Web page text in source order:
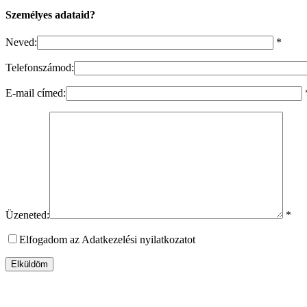
Személyes adataid?
Neved: *
Telefonszámod:
E-mail címed:
Üzeneted: *
Elfogadom az Adatkezelési nyilatkozatot